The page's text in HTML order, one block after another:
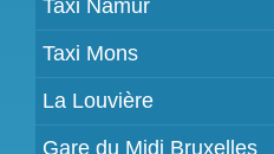
Taxi Namur
Taxi Mons
La Louvière
Gare du Midi Bruxelles